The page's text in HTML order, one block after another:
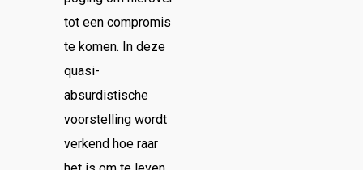
tot een compromis
te komen. In deze
quasi-
absurdistische
voorstelling wordt
verkend hoe raar